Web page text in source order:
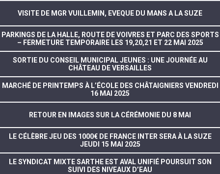
VISITE DE MGR VUILLEMIN, EVEQUE DU MANS A LA SUZE
PARKINGS DE LA HALLE, ROUTE DE VOIVRES ET PARC DES SPORTS
– FERMETURE TEMPORAIRE LES 19,20,21 ET 22 MAI 2025
SORTIE DU CONSEIL MUNICIPAL JEUNES : UNE JOURNÉE AU
CHÂTEAU DE VERSAILLES
MARCHÉ DE PRINTEMPS À L’ÉCOLE DES CHÂTAIGNIERS VENDREDI
16 MAI 2025
RETOUR EN IMAGES SUR LA CÉRÉMONIE DU 8 MAI
LE CÉLÈBRE JEU DES 1000€ DE FRANCE INTER SERA À LA SUZE
JEUDI 15 MAI 2025
LE SYNDICAT MIXTE SARTHE EST AVAL UNIFIÉ POURSUIT SON
SUIVI DES NIVEAUX D’EAU